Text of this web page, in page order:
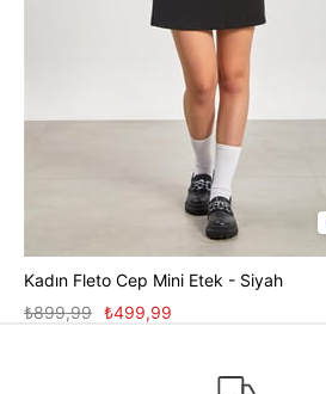
Kadın Fleto Cep Mini Etek - Siyah
₺499,99
₺899,99